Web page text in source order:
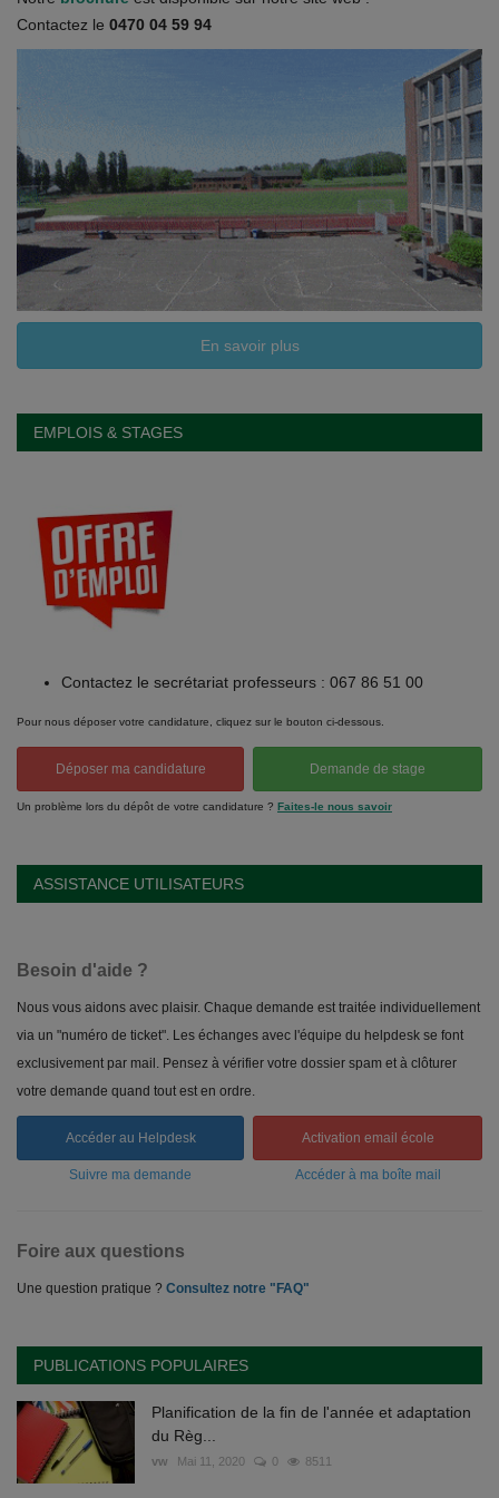
Documents
Contactez le 0470 04 59 94
En savoir plus
EMPLOIS & STAGES
Contactez le secrétariat professeurs : 067 86 51 00
Pour nous déposer votre candidature, cliquez sur le bouton ci-dessous.
Déposer ma candidature Demande de stage
Un problème lors du dépôt de votre candidature ? Faites-le nous savoir
ASSISTANCE UTILISATEURS
Besoin d'aide ?
Nous vous aidons avec plaisir. Chaque demande est traitée individuellement
via un "numéro de ticket". Les échanges avec l'équipe du helpdesk se font
exclusivement par mail. Pensez à vérifier votre dossier spam et à clôturer
votre demande quand tout est en ordre.
Accéder au Helpdesk Activation email école
Suivre ma demande Accéder à ma boîte mail
Foire aux questions
Une question pratique ? Consultez notre "FAQ"
PUBLICATIONS POPULAIRES
Planification de la fin de l'année et adaptation
du Règ...
vw Mai 11, 2020 0 8511